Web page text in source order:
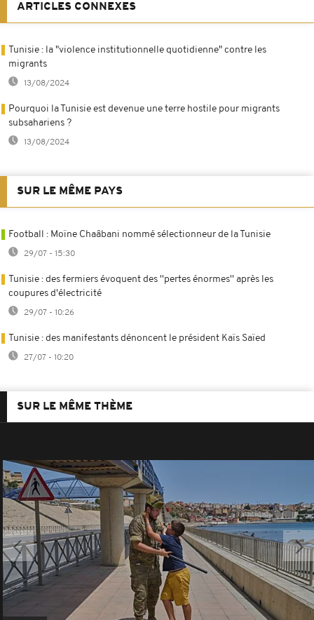
ARTICLES CONNEXES
Tunisie : la "violence institutionnelle quotidienne" contre les
migrants
13/08/2024
Pourquoi la Tunisie est devenue une terre hostile pour migrants
subsahariens ?
13/08/2024
SUR LE MÊME PAYS
Football : Moïne Chaâbani nommé sélectionneur de la Tunisie
29/07 - 15:30
Tunisie : des fermiers évoquent des ''pertes énormes'' après les
coupures d'électricité
29/07 - 10:26
Tunisie : des manifestants dénoncent le président Kaïs Saïed
27/07 - 10:20
SUR LE MÊME THÈME